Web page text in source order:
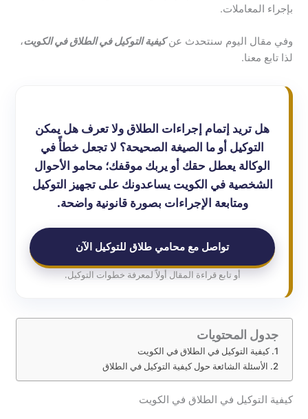
بإجراء المعاملات.
وفي مقال اليوم سنتحدث عنكيفية التوكيل في الطلاق في الكويت،
لذا تابع معنا.
هل تريد إتمام إجراءات الطلاق ولا تعرف هل يمكن
التوكيل أو ما الصيغة الصحيحة؟ لا تجعل خطأً في
الوكالة يعطل حقك أو يربك موقفك؛ محامو الأحوال
الشخصية في الكويت يساعدونك على تجهيز التوكيل
ومتابعة الإجراءات بصورة قانونية واضحة.
تواصل مع محامي طلاق للتوكيل الآن
أو تابع قراءة المقال أولاً لمعرفة خطوات التوكيل.
جدول المحتويات
كيفية التوكيل في الطلاق في الكويت
الأسئلة الشائعة حول كيفية التوكيل في الطلاق
كيفية التوكيل في الطلاق في الكويت